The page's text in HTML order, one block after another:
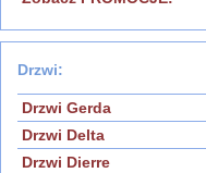
Drzwi:
Drzwi Gerda
Drzwi Delta
Drzwi Dierre